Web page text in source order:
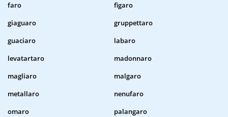
faro
figaro
giaguaro
gruppettaro
guaciaro
labaro
levatartaro
madonnaro
magliaro
malgaro
metallaro
nenufaro
omaro
palangaro